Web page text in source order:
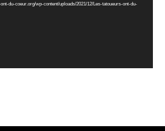
du-coeur.org/wp-content/uploads/2021/12/Les-tatoueurs-ont-du-